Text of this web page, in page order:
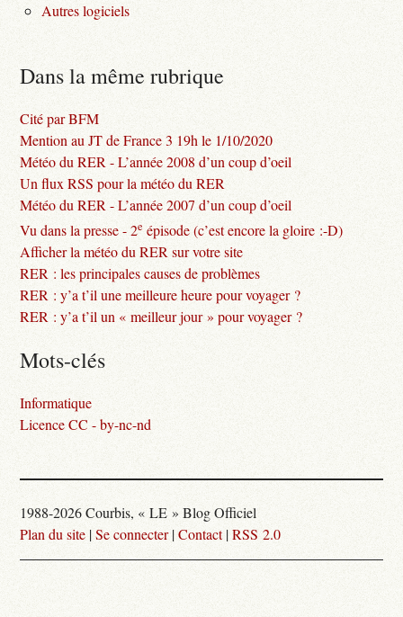
Autres logiciels
Dans la même rubrique
Cité par BFM
Mention au JT de France 3 19h le 1/10/2020
Météo du RER - L’année 2008 d’un coup d’oeil
Un flux RSS pour la météo du RER
Météo du RER - L’année 2007 d’un coup d’oeil
Vu dans la presse - 2e épisode (c’est encore la gloire :-D)
Afficher la météo du RER sur votre site
RER : les principales causes de problèmes
RER : y’a t’il une meilleure heure pour voyager ?
RER : y’a t’il un « meilleur jour » pour voyager ?
Mots-clés
Informatique
Licence CC - by-nc-nd
1988-2026 Courbis, « LE » Blog Officiel
Plan du site |Se connecter|Contact|RSS 2.0